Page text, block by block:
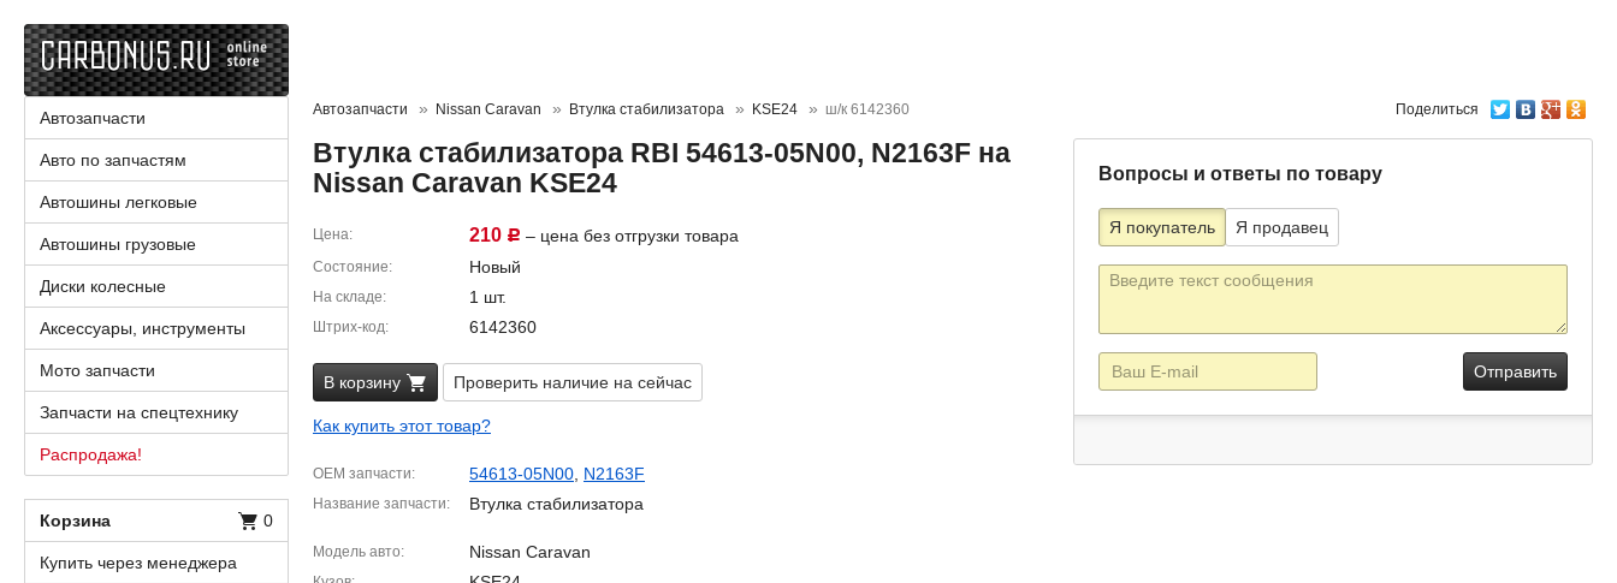
Поделиться
Автозапчасти Nissan Caravan Втулка стабилизатора KSE24 ш/к 6142360
Втулка стабилизатора RBI 54613-05N00, N2163F на
Nissan Caravan KSE24
Цена 210 Р – цена без отгрузки товара
Состояние Новый
На складе 1 шт.
Штрих-код 6142360
В корзину Проверить наличие на сейчас
Как купить этот товар?
OEM запчасти 54613-05N00 N2163F
Название запчасти Втулка стабилизатора
Модель авто Nissan Caravan
Вопросы и ответы по товару
Я покупатель Я продавец
Текст
E-
mail
Автозапчасти
Авто по запчастям
Автошины легковые
Автошины грузовые
Диски колесные
Аксессуары, инструменты
Мото запчасти
Запчасти на спецтехнику
Распродажа!
Корзина 0
Купить через менеджера